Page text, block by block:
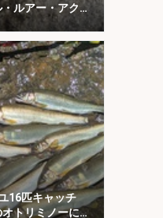
ルアー・アクシ
16匹キャッチ
トリミノーにヒ